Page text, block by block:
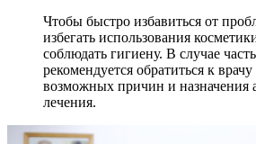
Чтобы быстро избавиться от
избегать использования
соблюдать гигиену. В случае
рекомендуется обратиться к
возможных причин и назначения
лечения.